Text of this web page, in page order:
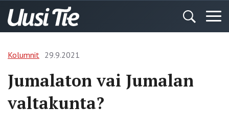
Kolumnit 29.9.2021
Jumalaton vai Jumalan
valtakunta?